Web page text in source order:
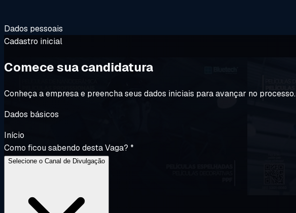
Dados pessoais
Cadastro inicial
Comece sua candidatura
Conheça a empresa e preencha seus dados iniciais para avançar no processo.
Dados básicos
Início
Como ficou sabendo desta Vaga? *
Selecione o Canal de Divulgação